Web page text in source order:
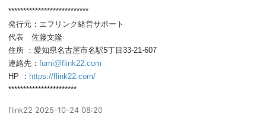
***************************
発行元：エフリンク経営サポート
代表 佐藤文隆
住所 ：愛知県名古屋市名駅5丁目33-21-607
連絡先： fumi@flink22.com
HP ： https://flink22.com/
***********************
flink22 2025-10-24 08:20